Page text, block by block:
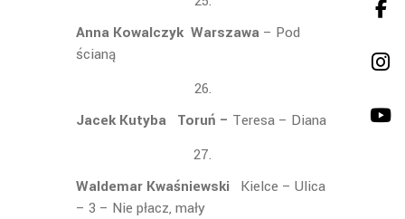
Anna Kowalczyk Warszawa – Pod
ścianą
Jacek Kutyba Toruń – Teresa – Diana
Waldemar Kwaśniewski Kielce – Ulica
– 3 – Nie płacz, mały